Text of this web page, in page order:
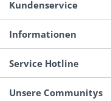
Kundenservice
Informationen
Service Hotline
Unsere Communitys